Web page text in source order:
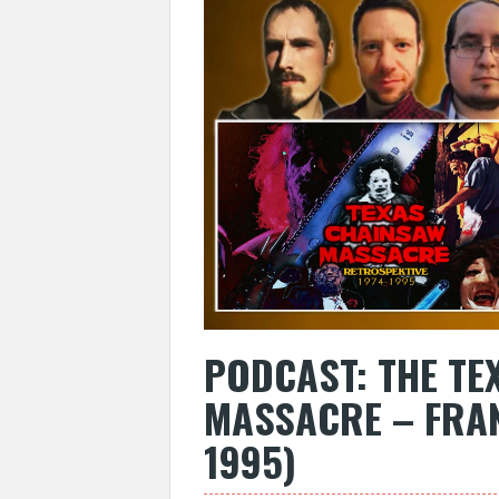
PODCAST: THE
MASSACRE –
1995)